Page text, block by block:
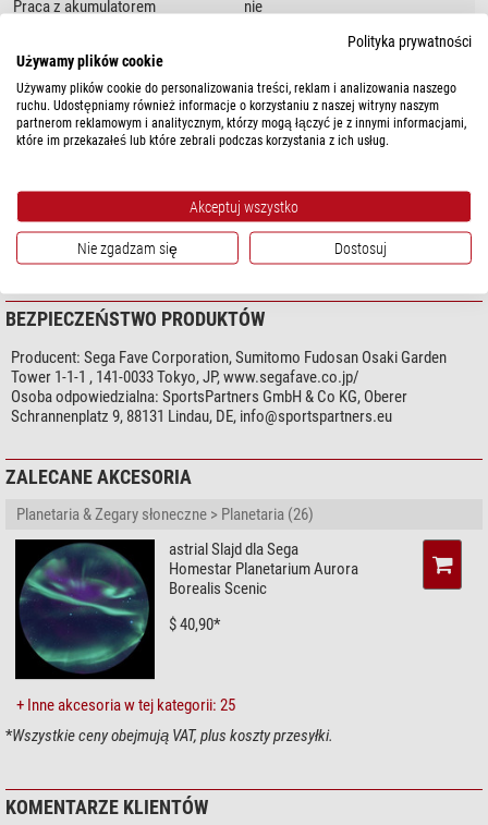
140 do 270 cm.Średnica rzutowanego obrazu ma 290 cm...
Bardzo użyteczną funkcją jest
pozwala wybrać czas, po którym rzutnik samoczynnie się wyłączy: do
wyboru 15, 30 lub 60 minut. Tak więc planetarium wyłączy się samo gdy i Ty
zaśniesz pod rozgwieżdżonym niebem.
one niebo półkuli północnej, do wyboru z lub bez opisu gwiazdozbiorów.
A tak w ogóle: nazwa Flux pochodzi od fachowego terminu: strumień
światła (Englisch: luminous flux) opisującego ilość odbieranego światła. A
Ustawienie ostrości może wymagać wykonania do 20 obrotów
górnego pokrętła. Jeśli więc od razu nie masz ostrego obrazu, kręć
pokrętłem dalej.
Praca z akumulatorem
nie
Wodoodporny
Ogólnie
Kolor
czarny
Długość (mm)
161
Wysokość (mm)
151
Waga (g)
620
Instrukcja obsługi
Niemiecki i angielski
BEZPIECZEŃSTWO PRODUKTÓW
Producent: Sega Fave Corporation, Sumitomo Fudosan Osaki Garden
Tower 1-1-1 , 141-0033 Tokyo, JP, www.segafave.co.jp/
Osoba odpowiedzialna: SportsPartners GmbH & Co KG, Oberer
Schrannenplatz 9, 88131 Lindau, DE, info@sportspartners.eu
ZALECANE AKCESORIA
Planetaria & Zegary słoneczne > Planetaria (26)
astrial Slajd dla Sega
Homestar Planetarium Aurora
Borealis Scenic
$ 40,90*
+ Inne akcesoria w tej kategorii: 25
*Wszystkie ceny obejmują VAT, plus koszty przesyłki.
KOMENTARZE KLIENTÓW
Polityka prywatności
Używamy plików cookie
Używamy plików cookie do personalizowania treści, reklam i analizowania naszego
ruchu. Udostępniamy również informacje o korzystaniu z naszej witryny naszym
partnerom reklamowym i analitycznym, którzy mogą łączyć je z innymi informacjami,
które im przekazałeś lub które zebrali podczas korzystania z ich usług.
Akceptuj wszystko
Nie zgadzam się Dostosuj